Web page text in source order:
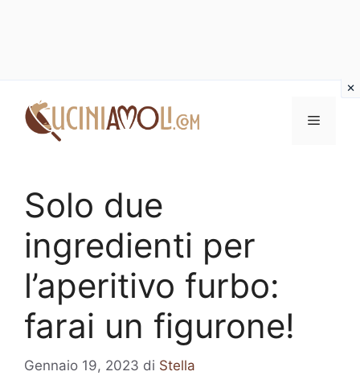
contenuto
Menu
Solo due
ingredienti per
l’aperitivo furbo:
farai un figurone!
Gennaio 19, 2023 di Stella